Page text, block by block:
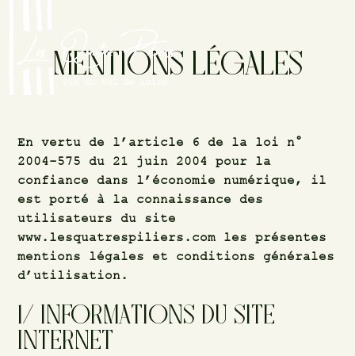
MENTIONS LÉGALES
En vertu de l’article 6 de la loi n°
2004-575 du 21 juin 2004 pour la
confiance dans l’économie numérique, il
est porté à la connaissance des
utilisateurs du site
www.lesquatrespiliers.com les présentes
mentions légales et conditions générales
d’utilisation.
1/ INFORMATIONS DU SITE
INTERNET